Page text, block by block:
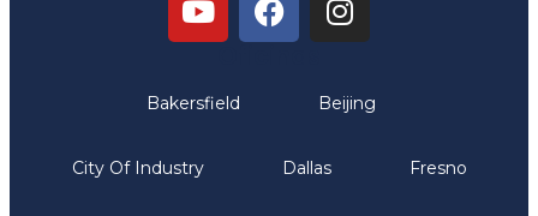
Bakersfield Beijing
City Of Industry Dallas Fresno